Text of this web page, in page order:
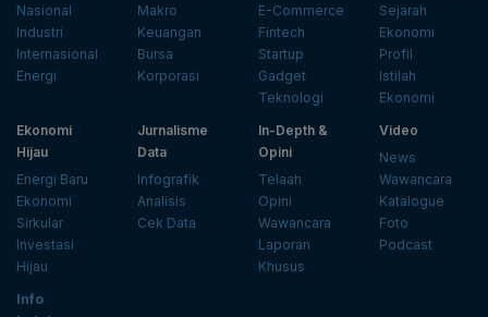
Nasional
Industri
Internasional
Energi
Makro
Keuangan
Bursa
Korporasi
E-Commerce
Fintech
Startup
Gadget
Teknologi
Sejarah
Ekonomi
Profil
Istilah
Ekonomi
Ekonomi
Hijau
Energi Baru
Ekonomi
Sirkular
Investasi
Hijau
Jurnalisme
Data
Infografik
Analisis
Cek Data
In-Depth &
Opini
Telaah
Opini
Wawancara
Laporan
Khusus
Video
News
Wawancara
Katalogue
Foto
Podcast
Info